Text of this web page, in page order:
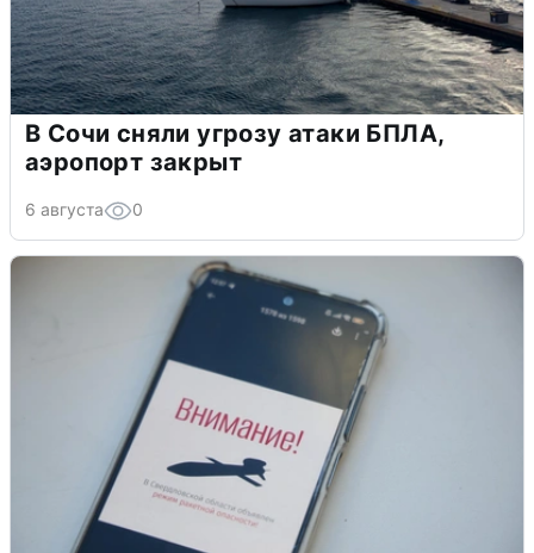
В Сочи сняли угрозу атаки БПЛА,
аэропорт закрыт
6 августа 0